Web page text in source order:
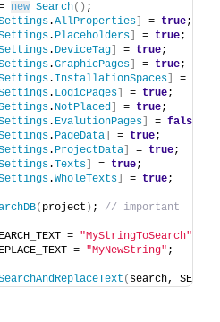
new Search() ;
.AllProperties = true;
. Placeholders = true;
. DeviceTag = true;
.GraphicPages = true;
. InstallationSpaces =
. LogicPages = true;
. NotPlaced = true;
. EvalutionPages = false
. PageData = true;
. ProjectData = true;
.Texts = true;
.WholeTexts = true;
( project ) ; // important
= "MyStringToSearch"
= "MyNewString" ;
( search,